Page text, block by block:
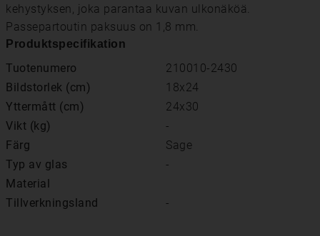
kehystyksen, joka parantaa kuvan ulkonäköä.
Passepartoutin paksuus on 1,8 mm.
Produktspecifikation
Tuotenumero
210010-2430
Bildstorlek (cm)
18x24
Yttermått (cm)
24x30
Vikt (kg)
-
Färg
Sage
Typ av glas
-
Material
Tillverkningsland
-